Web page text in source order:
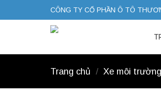
to
CÔNG TY CỔ PHẦN Ô TÔ
Trang chủ / Xe môi trường